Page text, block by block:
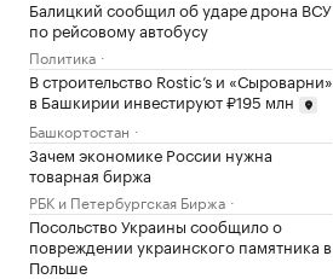
Балицкий сообщил об ударе дрона ВСУ
по рейсовому автобусу
Политика
В строительство Rostic’s и «Сыроварни»
в Башкирии инвестируют ₽195 млн
Башкортостан
Зачем экономике России нужна
товарная биржа
РБК и Петербургская Биржа
Посольство Украины сообщило о
повреждении украинского памятника в
Польше